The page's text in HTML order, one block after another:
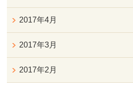
2017年4月
2017年3月
2017年2月